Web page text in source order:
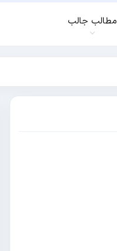
مطالب جالب